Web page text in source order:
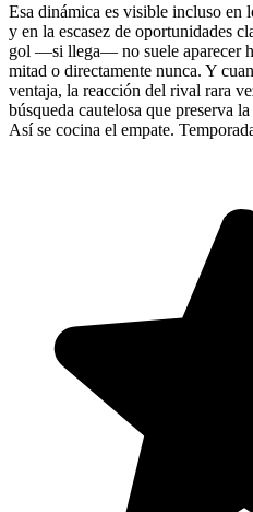
Esa dinámica es visible incluso en
y en la escasez de oportunidades
gol —si llega— no suele aparecer
mitad o directamente nunca. Y
ventaja, la reacción del rival rara
búsqueda cautelosa que preserva
Así se cocina el empate.